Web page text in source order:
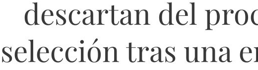
descartan del
selección tras una